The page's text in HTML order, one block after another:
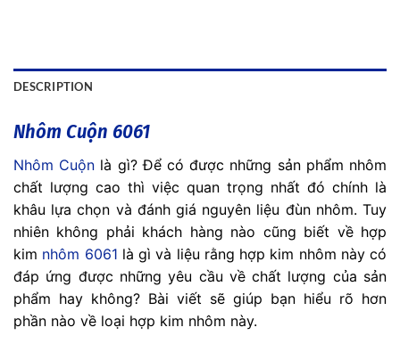
DESCRIPTION
Nhôm Cuộn 6061
Nhôm Cuộn là gì? Để có được những sản phẩm nhôm
chất lượng cao thì việc quan trọng nhất đó chính là
khâu lựa chọn và đánh giá nguyên liệu đùn nhôm. Tuy
nhiên không phải khách hàng nào cũng biết về hợp
kim nhôm 6061 là gì và liệu rằng hợp kim nhôm này có
đáp ứng được những yêu cầu về chất lượng của sản
phẩm hay không? Bài viết sẽ giúp bạn hiểu rõ hơn
phần nào về loại hợp kim nhôm này.